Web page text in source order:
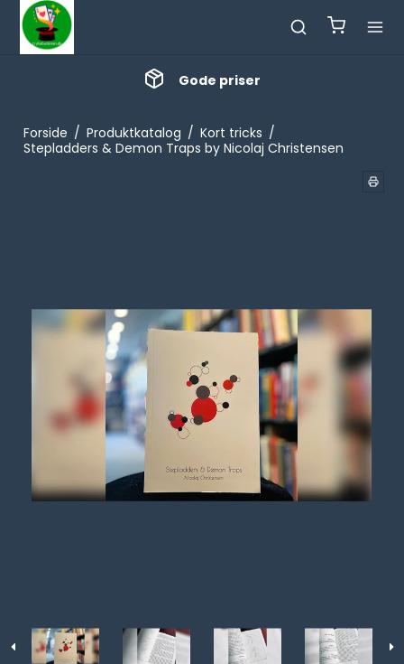
Gode priser
Forside / Produktkatalog / Kort tricks /
Stepladders & Demon Traps by Nicolaj Christensen